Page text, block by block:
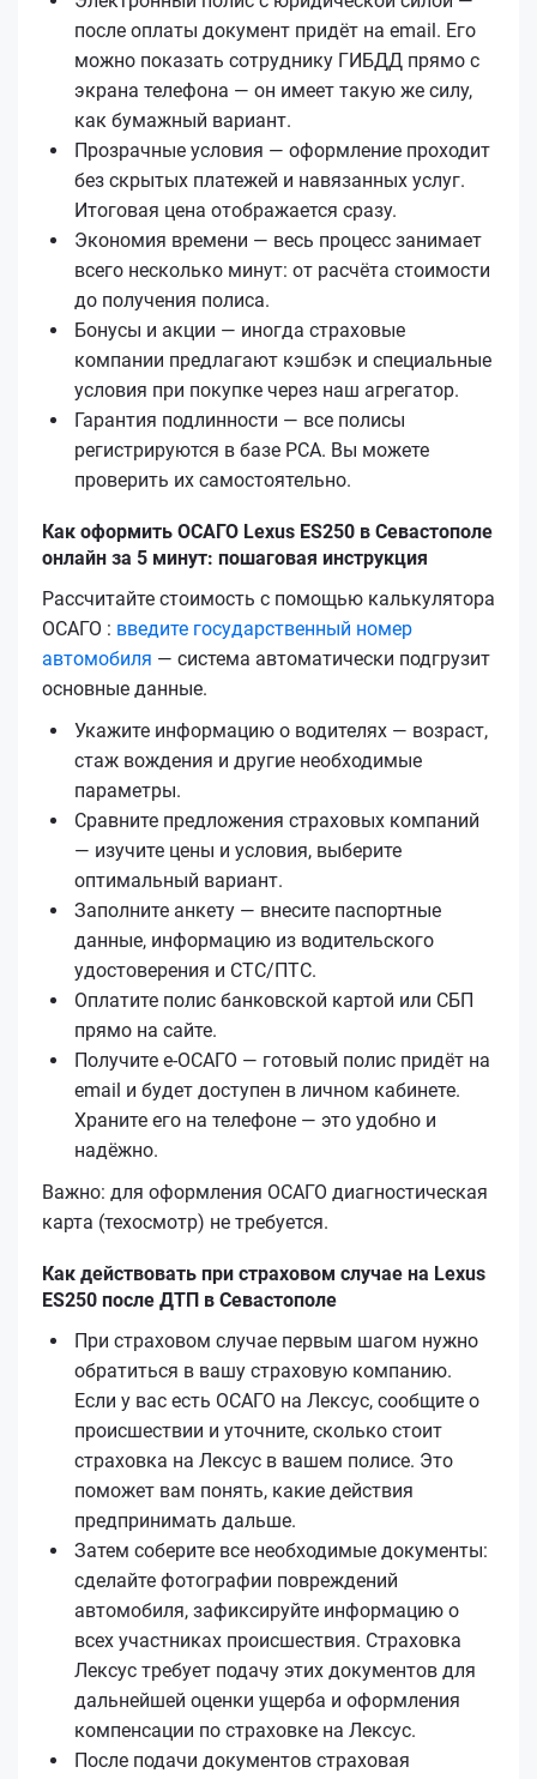
после оплаты документ придёт на email. Его
можно показать сотруднику ГИБДД прямо с
экрана телефона — он имеет такую же силу,
как бумажный вариант.
Прозрачные условия — оформление проходит
без скрытых платежей и навязанных услуг.
Итоговая цена отображается сразу.
Экономия времени — весь процесс занимает
всего несколько минут: от расчёта стоимости
до получения полиса.
Бонусы и акции — иногда страховые
компании предлагают кэшбэк и специальные
условия при покупке через наш агрегатор.
Гарантия подлинности — все полисы
регистрируются в базе РСА. Вы можете
проверить их самостоятельно.
Как оформить ОСАГО Lexus ES250 в Севастополе
онлайн за 5 минут: пошаговая инструкция
Рассчитайте стоимость с помощью калькулятора
ОСАГО : введите государственный номер
автомобиля — система автоматически подгрузит
основные данные.
Укажите информацию о водителях — возраст,
стаж вождения и другие необходимые
параметры.
Сравните предложения страховых компаний
— изучите цены и условия, выберите
оптимальный вариант.
Заполните анкету — внесите паспортные
данные, информацию из водительского
удостоверения и СТС/ПТС.
Оплатите полис банковской картой или СБП
прямо на сайте.
Получите е‑ОСАГО — готовый полис придёт на
email и будет доступен в личном кабинете.
Храните его на телефоне — это удобно и
надёжно.
Важно: для оформления ОСАГО диагностическая
карта (техосмотр) не требуется.
Как действовать при страховом случае на Lexus
ES250 после ДТП в Севастополе
При страховом случае первым шагом нужно
обратиться в вашу страховую компанию.
Если у вас есть ОСАГО на Лексус, сообщите о
происшествии и уточните, сколько стоит
страховка на Лексус в вашем полисе. Это
поможет вам понять, какие действия
предпринимать дальше.
Затем соберите все необходимые документы:
сделайте фотографии повреждений
автомобиля, зафиксируйте информацию о
всех участниках происшествия. Страховка
Лексус требует подачу этих документов для
дальнейшей оценки ущерба и оформления
компенсации по страховке на Лексус.
После подачи документов страховая